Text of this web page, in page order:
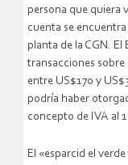
persona que quiera
cuenta se
planta de la CGN.
transacciones sobre
entre US$170 y
podría haber
concepto de IVA al
El «esparcid el